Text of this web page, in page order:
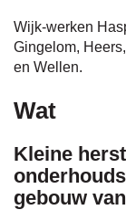
Wijk-werken
Gingelom,
en Wellen.
Wat
Kleine
gebouw